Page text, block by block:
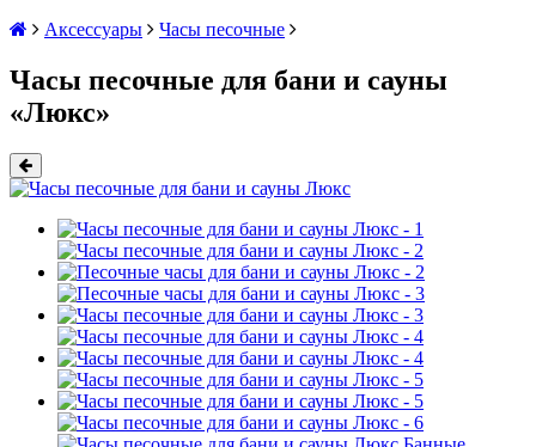
Аксессуары
Часы песочные
Часы песочные для бани и сауны
«Люкс»